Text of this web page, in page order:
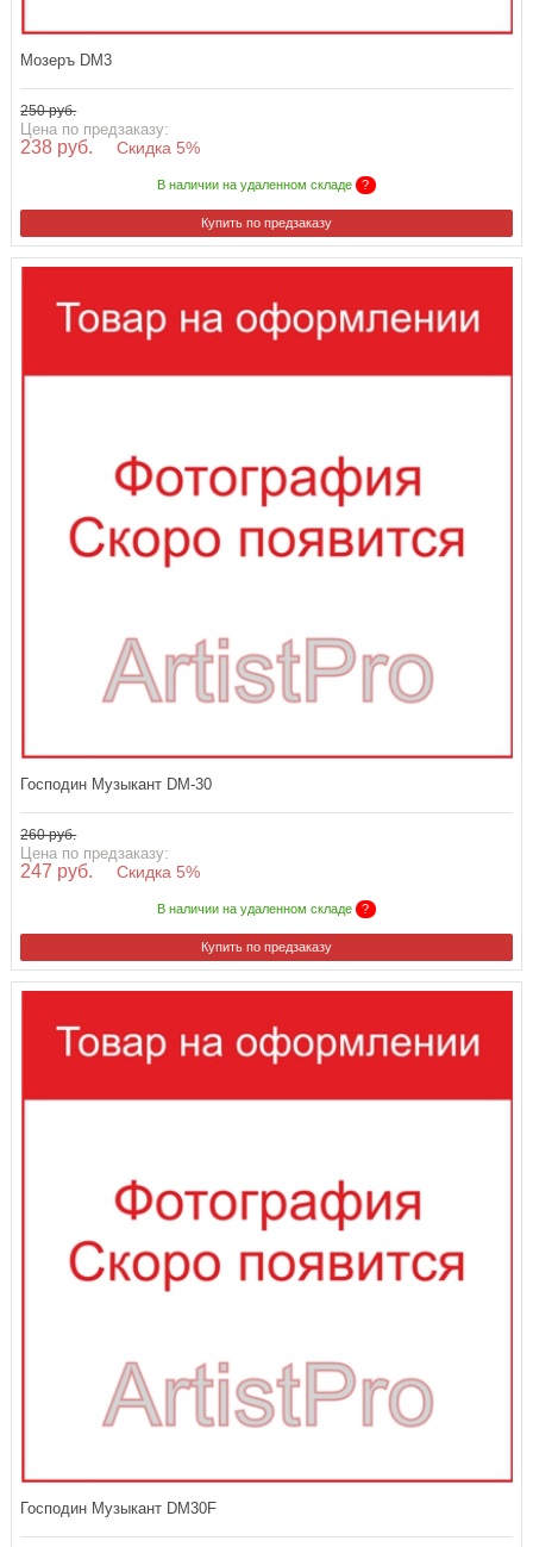
Мозеръ DM3
250 руб.
Цена по предзаказу:
238 руб. Скидка 5%
В наличии на удаленном складе ?
Купить по предзаказу
Господин Музыкант DM-30
260 руб.
Цена по предзаказу:
247 руб. Скидка 5%
В наличии на удаленном складе ?
Купить по предзаказу
Господин Музыкант DM30F